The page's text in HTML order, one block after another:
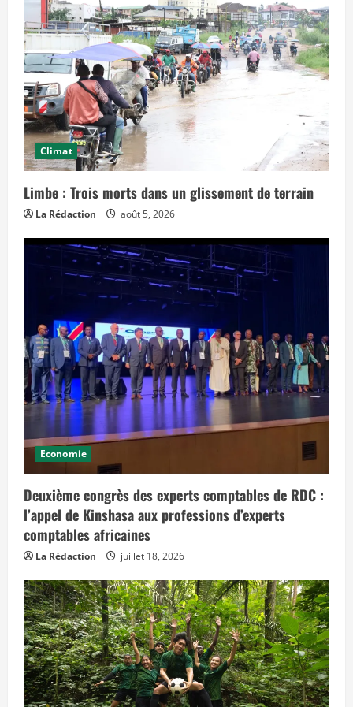
l
e
t
e
p
s
»
Climat
Limbe : Trois morts dans un glissement de terrain
La Rédaction août 5, 2026
Economie
Deuxième congrès des experts comptables de RDC :
l’appel de Kinshasa aux professions d’experts
comptables africaines
La Rédaction juillet 18, 2026